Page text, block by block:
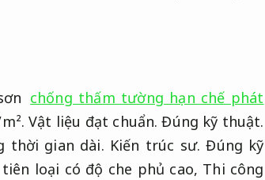
chống thấm tường hạn chế phát
Vật liệu đạt chuẩn. Đúng kỹ thuật.
thời gian dài. Kiến trúc sư. Đúng kỹ
loại có độ che phủ cao, Thi công